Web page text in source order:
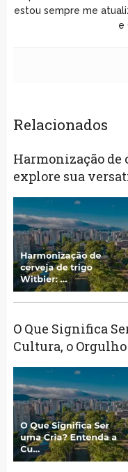
estou sempre me
e
Relacionados
Harmonização de
explore sua
O Que Significa
Cultura, o